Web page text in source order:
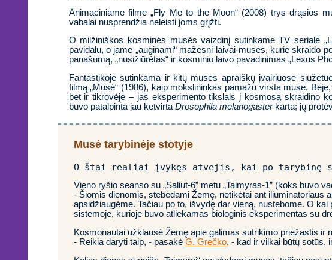
Animaciniame filme „Fly Me to the Moon“ (2008) trys drąsios
vabalai nusprendžia neleisti joms grįžti.
O milžiniškos kosminės musės vaizdinį sutinkame TV seriale
pavidalu, o jame „auginami“ mažesni laivai-musės, kurie skraido
panašumą, „nusižiūrėtas“ ir kosminio laivo pavadinimas „Lexus
Fantastikoje sutinkama ir kitų musės apraiškų įvairiuose
filmą „Musė“ (1986), kaip mokslininkas pamažu virsta muse.
bet ir tikrovėje – jas eksperimento tikslais į kosmosą skraidino
buvo patalpinta jau ketvirta Drosophila melanogasterkarta; jų
Musė tarybinėje stotyje
O štai realiai įvykęs atvejis, kai po tarybinę
Vieno ryšio seanso su „Saliut-6” metu „Taimyras-1” (koks buvo
- Šiomis dienomis, stebėdami Žemę, netikėtai ant iliuminatoriaus
apsidžiaugėme. Tačiau po to, išvydę dar vieną, nustebome. O
sistemoje, kurioje buvo atliekamas biologinis eksperimentas su
Kosmonautai užklausė Žemę apie galimas sutrikimo priežastis
- Reikia daryti taip, - pasakė G. Grečko, - kad ir vilkai būtų sotūs,